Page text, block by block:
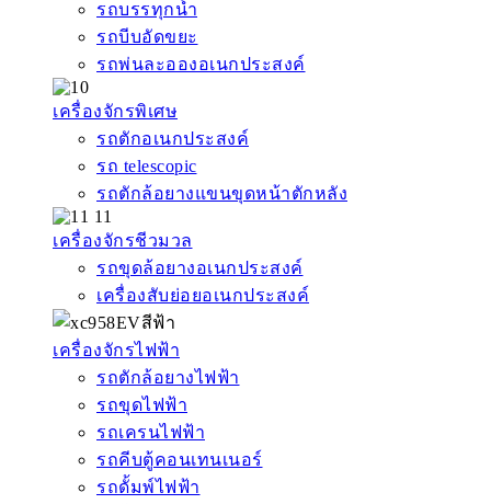
รถบรรทุกน้ำ
รถบีบอัดขยะ
รถพ่นละอองอเนกประสงค์
เครื่องจักรพิเศษ
รถตักอเนกประสงค์
รถ telescopic
รถตักล้อยางแขนขุดหน้าตักหลัง
เครื่องจักรชีวมวล
รถขุดล้อยางอเนกประสงค์
เครื่องสับย่อยอเนกประสงค์
เครื่องจักรไฟฟ้า
รถตักล้อยางไฟฟ้า
รถขุดไฟฟ้า
รถเครนไฟฟ้า
รถคีบตู้คอนเทนเนอร์
รถดั้มพ์ไฟฟ้า